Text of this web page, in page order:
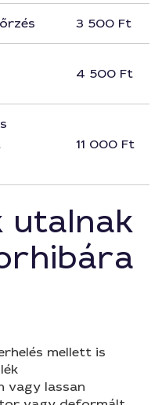
3 500 Ft
4 500 Ft
11 000 Ft
utalnak
mellett is
vagy lassan